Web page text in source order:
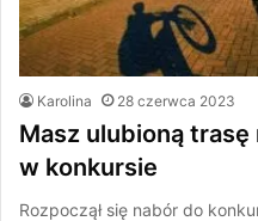
Karolina 28 czerwca 2023
Masz ulubioną trasę
w konkursie
Rozpoczął się nabór do